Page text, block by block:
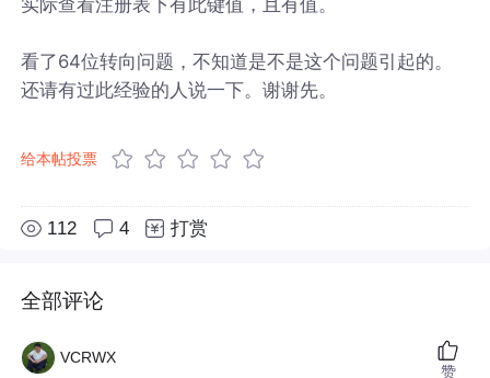
看了64位转向问题，不知道是不是这个问题引起的。
还请有过此经验的人说一下。谢谢先。
给本帖投票
112 4 打赏
全部评论
VCRWX
赞